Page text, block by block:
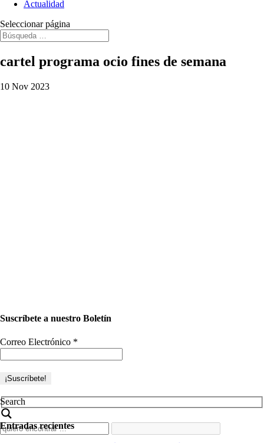
Actualidad
Seleccionar página
cartel programa ocio fines de semana
10 Nov 2023
Suscríbete a nuestro Boletín
Correo Electrónico *
Search
Entradas recientes